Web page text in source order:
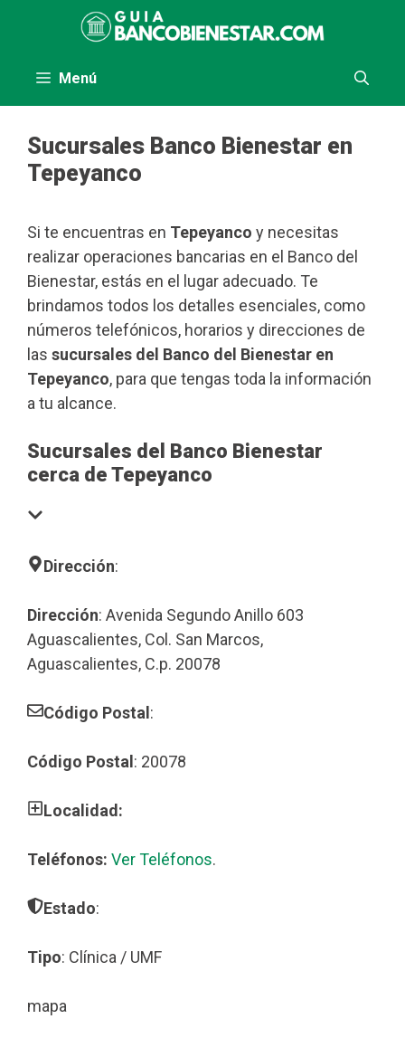
Menú
Sucursales Banco Bienestar en
Tepeyanco
Si te encuentras en Tepeyanco y necesitas
realizar operaciones bancarias en el Banco del
Bienestar, estás en el lugar adecuado. Te
brindamos todos los detalles esenciales, como
números telefónicos, horarios y direcciones de
las sucursales del Banco del Bienestar en
Tepeyanco, para que tengas toda la información
a tu alcance.
Sucursales del Banco Bienestar
cerca de Tepeyanco
Dirección:
Dirección: Avenida Segundo Anillo 603
Aguascalientes, Col. San Marcos,
Aguascalientes, C.p. 20078
Código Postal :
Código Postal : 20078
Localidad:
Teléfonos: Ver Teléfonos.
Estado:
Tipo: Clínica / UMF
mapa